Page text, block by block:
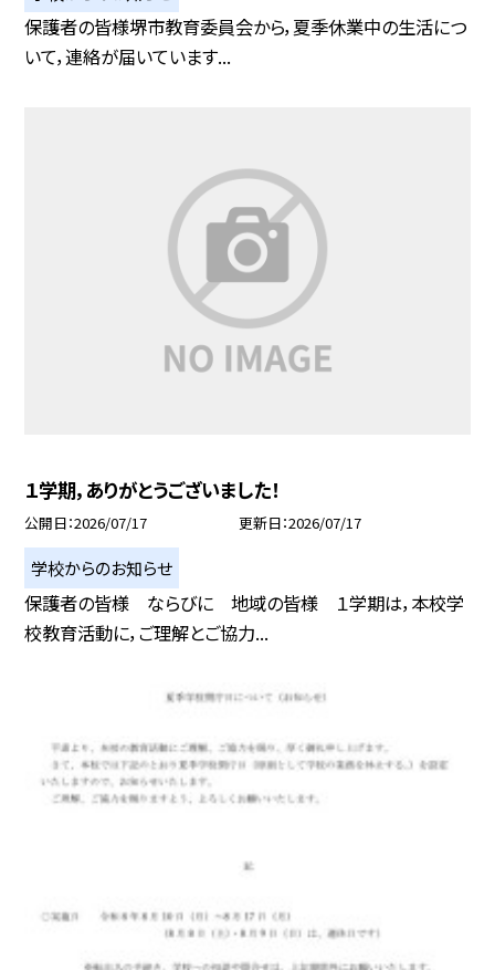
保護者の皆様堺市教育委員会から，夏季休業中の生活につ
いて，連絡が届いています...
１学期，ありがとうございました！
公開日 2026/07/17 更新日 2026/07/17
学校からのお知らせ
保護者の皆様 ならびに 地域の皆様 １学期は，本校学
校教育活動に，ご理解とご協力...